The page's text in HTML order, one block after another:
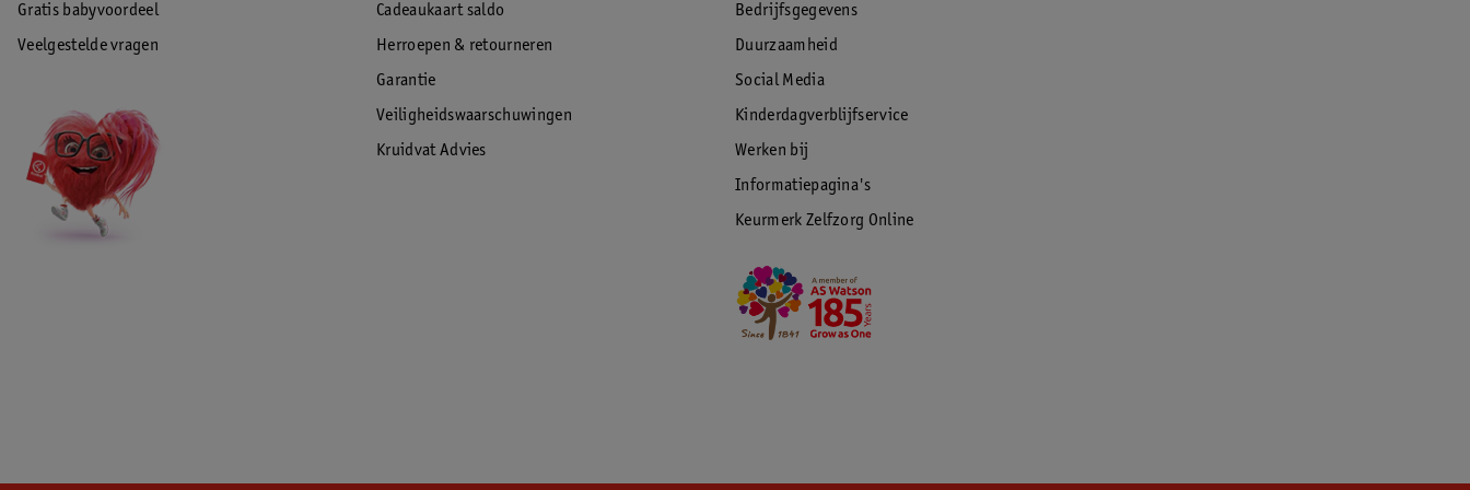
Gratis babyvoordeel
Veelgestelde vragen
Cadeaukaart saldo
Herroepen & retourneren
Garantie
Veiligheidswaarschuwingen
Kruidvat Advies
Bedrijfsgegevens
Duurzaamheid
Social Media
Kinderdagverblijfservice
Werken bij
Informatiepagina's
Keurmerk Zelfzorg Online